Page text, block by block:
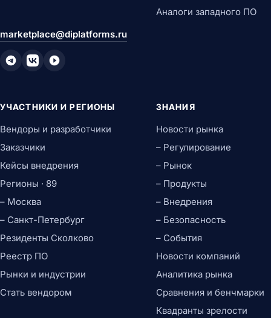
marketplace@diplatforms.ru
Аналоги западного ПО
УЧАСТНИКИ И РЕГИОНЫ
Вендоры и разработчики
Заказчики
Кейсы внедрения
Регионы · 89
– Москва
– Санкт-Петербург
Резиденты Сколково
Реестр ПО
Рынки и индустрии
Стать вендором
ЗНАНИЯ
Новости рынка
– Регулирование
– Рынок
– Продукты
– Внедрения
– Безопасность
– События
Новости компаний
Аналитика рынка
Сравнения и бенчмарки
Квадранты зрелости